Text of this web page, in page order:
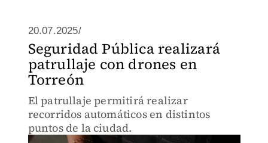
20.07.2025/
Seguridad Pública realizará
patrullaje con drones en
Torreón
El patrullaje permitirá realizar
recorridos automáticos en distintos
puntos de la ciudad.